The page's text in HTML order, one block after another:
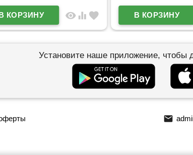
visibility equalizer favorite
Установите наше приложение, чтобы
email